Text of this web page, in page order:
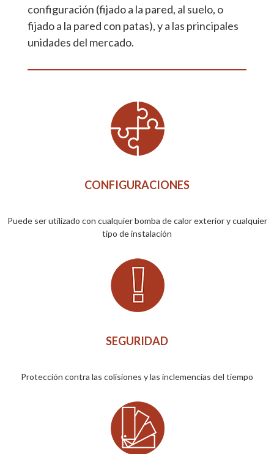
configuración (fijado a la pared, al suelo, o
fijado a la pared con patas), y a las principales
unidades del mercado.
CONFIGURACIONES
Puede ser utilizado con cualquier bomba de calor exterior y cualquier
tipo de instalación
SEGURIDAD
Protección contra las colisiones y las inclemencias del tiempo